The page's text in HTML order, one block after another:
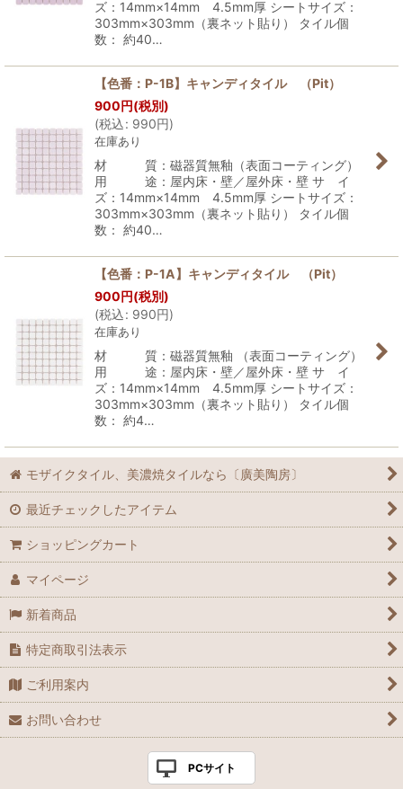
ズ：14mm×14mm 4.5mm厚 シートサイズ：
303mm×303mm（裏ネット貼り） タイル個
数： 約40…
【色番：P-1B】キャンディタイル （Pit）
900円(税別)
(税込: 990円)
在庫あり
材 質：磁器質無釉（表面コーティング）
用 途：屋内床・壁／屋外床・壁 サ イ
ズ：14mm×14mm 4.5mm厚 シートサイズ：
303mm×303mm（裏ネット貼り） タイル個
数： 約40…
【色番：P-1A】キャンディタイル （Pit）
900円(税別)
(税込: 990円)
在庫あり
材 質：磁器質無釉 （表面コーティング）
用 途：屋内床・壁／屋外床・壁 サ イ
ズ：14mm×14mm 4.5mm厚 シートサイズ：
303mm×303mm（裏ネット貼り） タイル個
数： 約4…
モザイクタイル、美濃焼タイルなら〔廣美陶房〕
最近チェックしたアイテム
ショッピングカート
マイページ
新着商品
特定商取引法表示
ご利用案内
お問い合わせ
PCサイト